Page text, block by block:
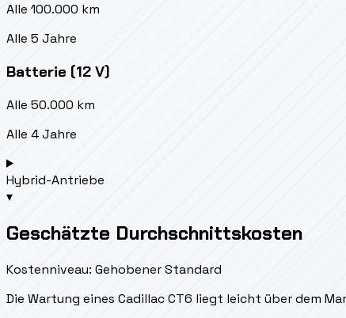
Alle 100.000 km
Alle 5 Jahre
Batterie (12 V)
Alle 50.000 km
Alle 4 Jahre
Hybrid-Antriebe
▾
Geschätzte Durchschnittskosten
Kostenniveau: Gehobener Standard
Die Wartung eines Cadillac CT6 liegt leicht über dem